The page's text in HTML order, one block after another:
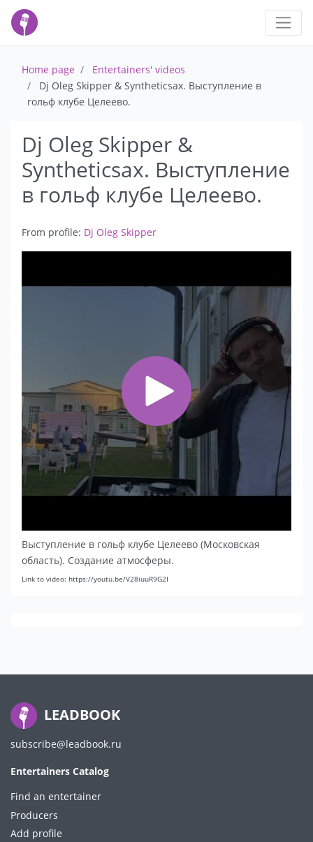
Home page
Entertainers' videos
Dj Oleg Skipper & Syntheticsax. Выступление в
гольф клубе Целеево.
Dj Oleg Skipper &
Syntheticsax. Выступление
в гольф клубе Целеево.
From profile: Dj Oleg Skipper
Выступление в гольф клубе Целеево (Московская
область). Создание атмосферы.
Link to video: https://youtu.be/V28iuuR9G2I
LEADBOOK
subscribe@leadbook.ru
Entertainers Catalog
Find an entertainer
Producers
Add profile